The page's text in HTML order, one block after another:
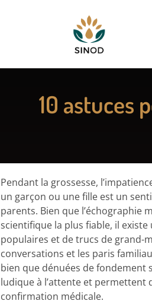
10 astuces
Pendant la grossesse,
un garçon ou une fille est un
parents. Bien que l’échographie
scientifique la plus fiable, il
populaires et de trucs de grand-
conversations et les paris
bien que dénuées de
ludique à l’attente et permettent
confirmation médicale.